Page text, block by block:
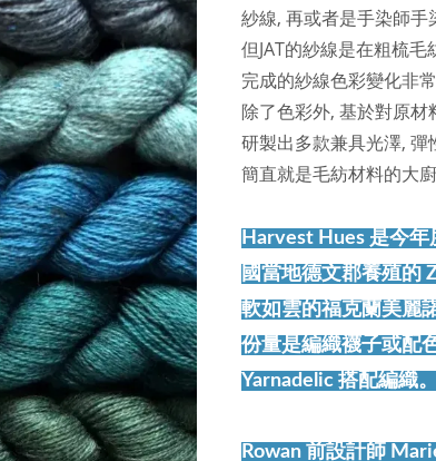
紗線, 再或者是手染師
但JAT的紗線是在粗梳
完成的紗線色彩變化非
除了色彩外, 基於對原
研製出多款兼具光澤, 彈
簡直就是毛紡材料的大
Harvest Hues 是今
國當地德文郡養殖的
軟如雲的福克蘭美麗
份量是編織襪子或配
Yarnadelic 搭配編織。
Rowan 前設計師